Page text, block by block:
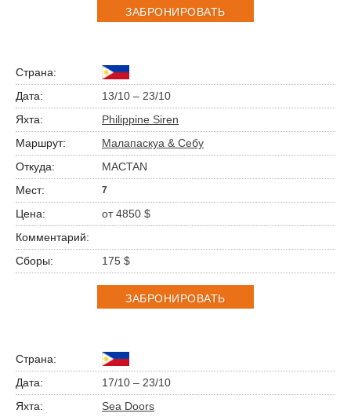
ЗАБРОНИРОВАТЬ
13/10 – 23/10
Philippine Siren
Малапаскуа & Себу
MACTAN
7
от 4850 $
175 $
ЗАБРОНИРОВАТЬ
17/10 – 23/10
Sea Doors